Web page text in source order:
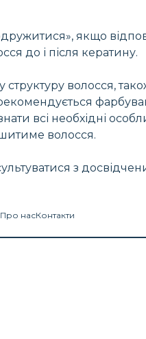
якщо
до і після кератину.
волосся,
всі необхідні
волосся.
з
Про насКонтакти